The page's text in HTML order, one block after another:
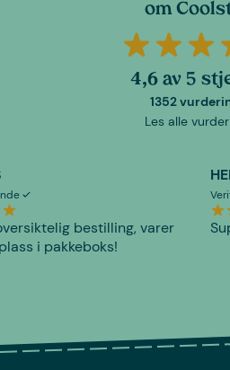
om
4,6 av 5
1352
Les alle
bestilling, varer
i pakkeboks!